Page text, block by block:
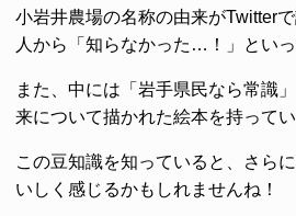
小岩井農場の名称の由来がTwitter
人から「知らなかった…！」といっ
また、中には「岩手県民なら常識
来について描かれた絵本を持って
この豆知識を知っていると、さら
いしく感じるかもしれませんね！